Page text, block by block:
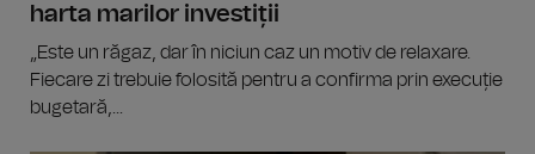
harta marilor investiții
„Este un răgaz, dar în niciun caz un motiv de relaxare.
Fiecare zi trebuie folosită pentru a confirma prin execuție
bugetară,...